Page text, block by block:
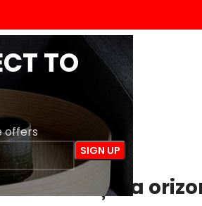
TO
offers
DESPRE NOI CONTACT
mărețe la